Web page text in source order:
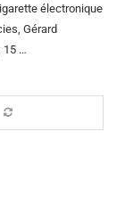
électronique
Gérard
15 …